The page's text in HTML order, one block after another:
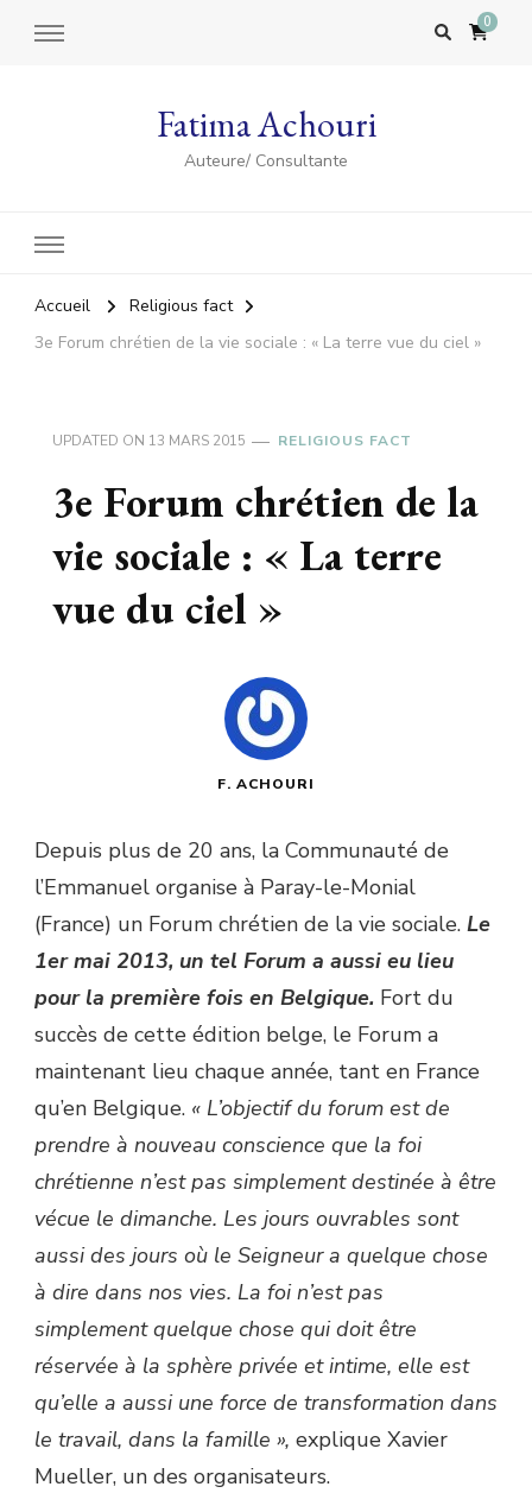
0
Fatima Achouri
Auteure/ Consultante
Accueil
Religious fact
3e Forum chrétien de la vie sociale : « La terre vue du ciel »
UPDATED ON 13 MARS 2015 RELIGIOUS FACT
3e Forum chrétien de la
vie sociale : « La terre
vue du ciel »
F. ACHOURI
Depuis plus de 20 ans, la Communauté de
l’Emmanuel organise à Paray-le-Monial
(France) un Forum chrétien de la vie sociale. Le
1er mai 2013, un tel Forum a aussi eu lieu
pour la première fois en Belgique. Fort du
succès de cette édition belge, le Forum a
maintenant lieu chaque année, tant en France
qu’en Belgique. « L’objectif du forum est de
prendre à nouveau conscience que la foi
chrétienne n’est pas simplement destinée à être
vécue le dimanche. Les jours ouvrables sont
aussi des jours où le Seigneur a quelque chose
à dire dans nos vies. La foi n’est pas
simplement quelque chose qui doit être
réservée à la sphère privée et intime, elle est
qu’elle a aussi une force de transformation dans
le travail, dans la famille », explique Xavier
Mueller, un des organisateurs.